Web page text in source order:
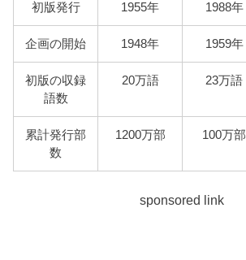
初版発行 1955年 1988年
企画の開始 1948年 1959年
初版の収録
語数
20万語 23万語
累計発行部
数
1200万部 100万部
sponsored link